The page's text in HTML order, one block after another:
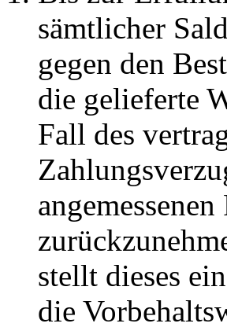
sämtlicher
gegen den
die gelieferte
Fall des
stellt dieses
die